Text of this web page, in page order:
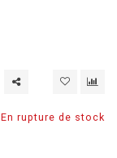
En rupture de stock